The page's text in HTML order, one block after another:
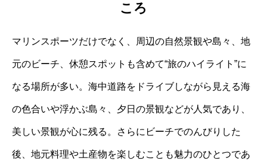
ころ
マリンスポーツだけでなく、周辺の自然景観や島々、地
元のビーチ、休憩スポットも含めて“旅のハイライト”に
なる場所が多い。海中道路をドライブしながら見える海
の色合いや浮かぶ島々、夕日の景観などが人気であり、
美しい景観が心に残る。さらにビーチでのんびりした
後、地元料理や土産物を楽しむことも魅力のひとつであ